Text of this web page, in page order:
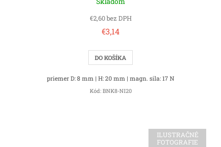
€2,60 bez DPH
€3,14
DO KOŠÍKA
priemer D: 8 mm | H: 20 mm | magn. sila: 17 N
Kód: BNK8-NI20
ILUSTRAČNÉ
FOTOGRAFIE